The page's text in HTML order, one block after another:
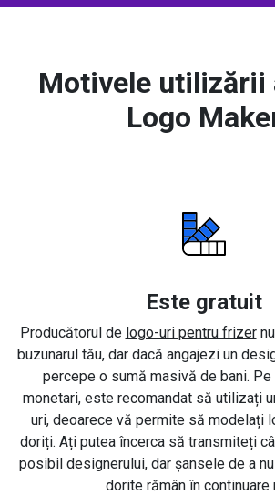
Motivele utilizării
Logo
Este gratuit
Producătorul de logo-uri pentru frizer
buzunarul tău, dar dacă angajezi un
percepe o sumă masivă de bani.
monetari, este recomandat să utilizați
uri, deoarece vă permite să modelați
doriți. Ați putea încerca să transmiteți
posibil designerului, dar șansele de a
dorite rămân în continuare